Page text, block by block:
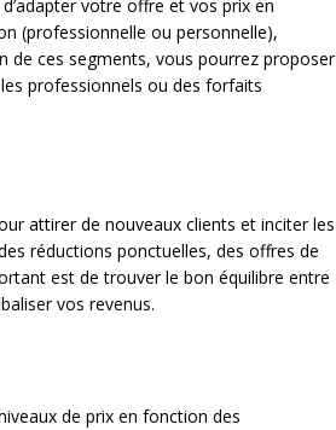
votre offre et vos prix en
(professionnelle ou personnelle),
de ces segments, vous pourrez proposer
professionnels ou des forfaits
attirer de nouveaux clients et inciter les
réductions ponctuelles, des offres de
est de trouver le bon équilibre entre
vos revenus.
de prix en fonction des